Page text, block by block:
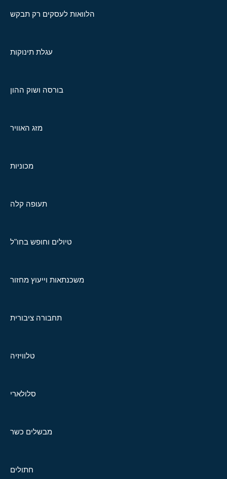
הלוואות לעסקים רק תבקש
עגלת תינוקות
בורסה ושוק ההון
מזג האוויר
מכוניות
תעופה קלה
טיולים וחופש בחו"ל
משכנתאות וייעוץ מחזור
תחבורה ציבורית
טלוויזיה
סלולארי
מבשלים כשר
חתולים